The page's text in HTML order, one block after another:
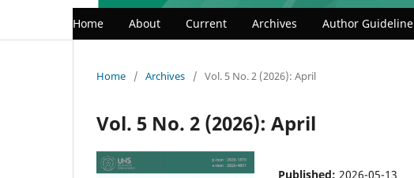
Home About Current Archives Author Guideline
Home / Archives / Vol. 5 No. 2 (2026): April
Vol. 5 No. 2 (2026): April
Published: 2026-05-13